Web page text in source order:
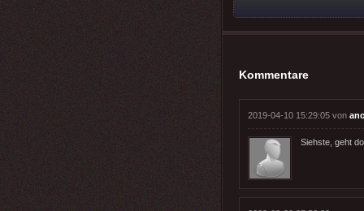
Kommentare
2019-04-10 15:29:05 von
Siehste, geht